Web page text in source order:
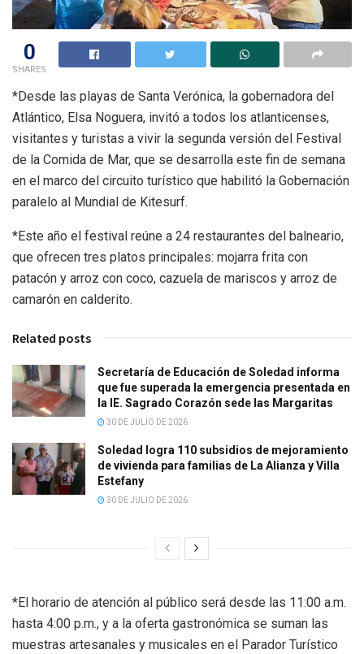
0
SHARES
*Desde las playas de Santa Verónica, la gobernadora del
Atlántico, Elsa Noguera, invitó a todos los atlanticenses,
visitantes y turistas a vivir la segunda versión del Festival
de la Comida de Mar, que se desarrolla este fin de semana
en el marco del circuito turístico que habilitó la Gobernación
paralelo al Mundial de Kitesurf.
*Este año el festival reúne a 24 restaurantes del balneario,
que ofrecen tres platos principales: mojarra frita con
patacón y arroz con coco, cazuela de mariscos y arroz de
camarón en calderito.
Related posts
Secretaría de Educación de Soledad informa
que fue superada la emergencia presentada en
la IE. Sagrado Corazón sede las Margaritas
30 DE JULIO DE 2026
Soledad logra 110 subsidios de mejoramiento
de vivienda para familias de La Alianza y Villa
Estefany
30 DE JULIO DE 2026
*El horario de atención al público será desde las 11:00 a.m.
hasta 4:00 p.m., y a la oferta gastronómica se suman las
muestras artesanales y musicales en el Parador Turístico